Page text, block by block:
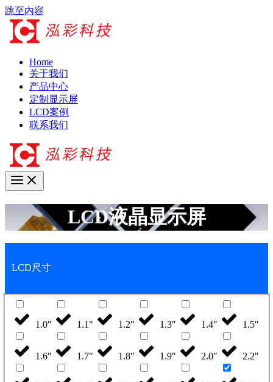
跳至内容
Home
关于我们
产品中心
定制显示屏
LCD案例
联系我们
LCD液晶显示屏
LCD尺寸
1.0" 1.1" 1.2″ 1.3″ 1.4″ 1.5″
1.6″ 1.7″ 1.8″ 1.9″ 2.0″ 2.2″